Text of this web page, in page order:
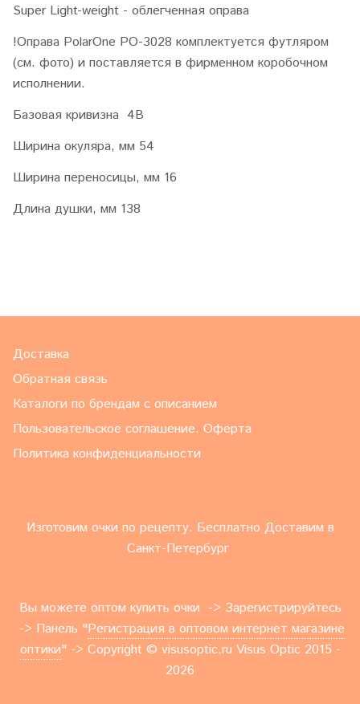
Super Light-weight - облегченная оправа
!Оправа PolarOne PO-3028 комплектуется футляром
(см. фото) и поставляется в фирменном коробочном
исполнении.
Базовая кривизна 4B
Ширина окуляра, мм 54
Ширина переносицы, мм 16
Длина душки, мм 138
Доставка
Обратная связь
Каталоги по брендам с описанием
Пользовательское соглашение. Оферта
Политика конфиденциальности
Изготовим очки по рецепту. Бесплатно Доставим в
Санкт-Петербург
Вы можете оптом купить очки -> Зарегистрируйтесь
-> Панель "Регистрация в оптовом интернет магазине
оптики" -> Copyright © visusoptic.ru Visus Optic 2015 -
2026